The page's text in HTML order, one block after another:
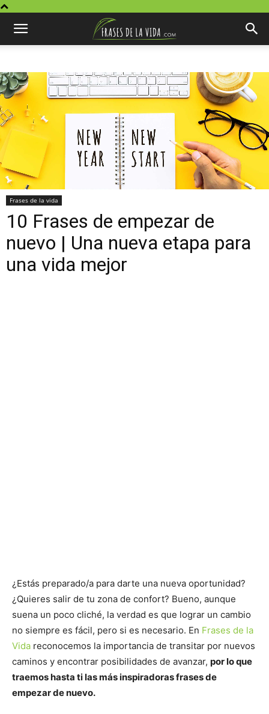
Frases de la vida
10 Frases de empezar de
nuevo | Una nueva etapa para
una vida mejor
¿Estás preparado/a para darte una nueva oportunidad?
¿Quieres salir de tu zona de confort? Bueno, aunque
suena un poco cliché, la verdad es que lograr un cambio
no siempre es fácil, pero si es necesario. En Frases de la
Vida reconocemos la importancia de transitar por nuevos
caminos y encontrar posibilidades de avanzar, por lo que
traemos hasta ti las más inspiradoras frases de
empezar de nuevo.